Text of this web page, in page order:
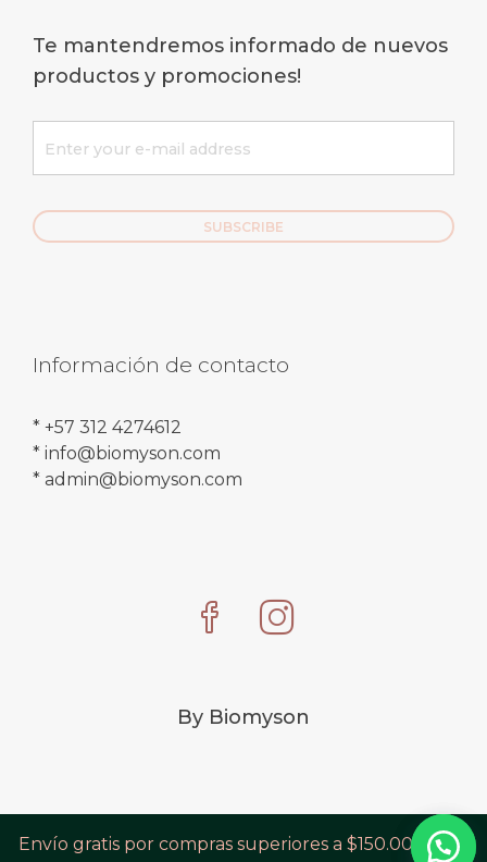
Te mantendremos informado de nuevos
productos y promociones!
Información de contacto
* +57 312 4274612
* info@biomyson.com
* admin@biomyson.com
By Biomyson
Envío gratis por compras superiores a $150.000